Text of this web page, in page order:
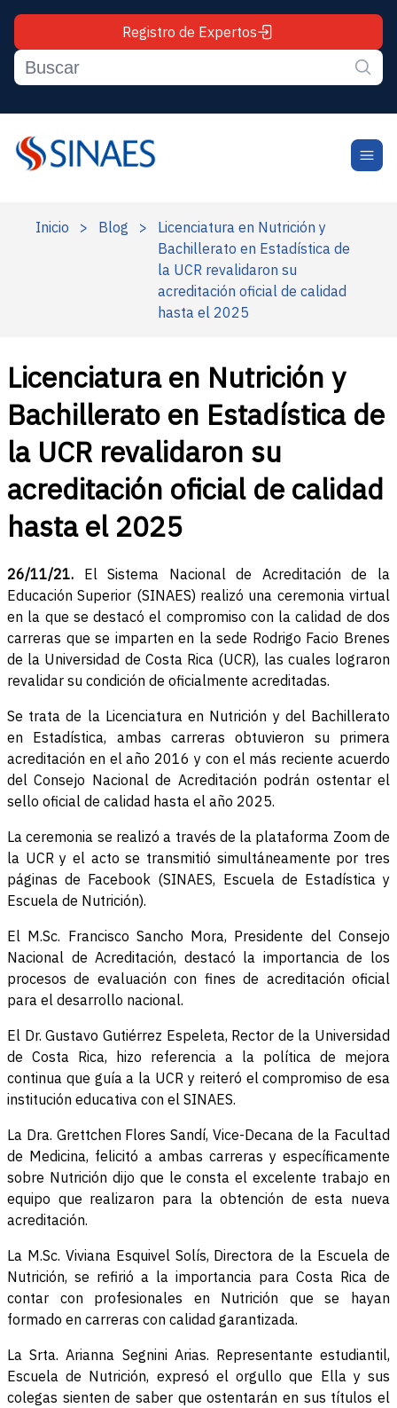
Registro de Expertos
Inicio > Blog >
Licenciatura en Nutrición y
Bachillerato en Estadística de
la UCR revalidaron su
acreditación oficial de calidad
hasta el 2025
Licenciatura en Nutrición y
Bachillerato en Estadística de
la UCR revalidaron su
acreditación oficial de calidad
hasta el 2025
26/11/21. El Sistema Nacional de Acreditación de la
Educación Superior (SINAES) realizó una ceremonia virtual
en la que se destacó el compromiso con la calidad de dos
carreras que se imparten en la sede Rodrigo Facio Brenes
de la Universidad de Costa Rica (UCR), las cuales lograron
revalidar su condición de oficialmente acreditadas.
Se trata de la Licenciatura en Nutrición y del Bachillerato
en Estadística, ambas carreras obtuvieron su primera
acreditación en el año 2016 y con el más reciente acuerdo
del Consejo Nacional de Acreditación podrán ostentar el
sello oficial de calidad hasta el año 2025.
La ceremonia se realizó a través de la plataforma Zoom de
la UCR y el acto se transmitió simultáneamente por tres
páginas de Facebook (SINAES, Escuela de Estadística y
Escuela de Nutrición).
El M.Sc. Francisco Sancho Mora, Presidente del Consejo
Nacional de Acreditación, destacó la importancia de los
procesos de evaluación con fines de acreditación oficial
para el desarrollo nacional.
El Dr. Gustavo Gutiérrez Espeleta, Rector de la Universidad
de Costa Rica, hizo referencia a la política de mejora
continua que guía a la UCR y reiteró el compromiso de esa
institución educativa con el SINAES.
La Dra. Grettchen Flores Sandí, Vice-Decana de la Facultad
de Medicina, felicitó a ambas carreras y específicamente
sobre Nutrición dijo que le consta el excelente trabajo en
equipo que realizaron para la obtención de esta nueva
acreditación.
La M.Sc. Viviana Esquivel Solís, Directora de la Escuela de
Nutrición, se refirió a la importancia para Costa Rica de
contar con profesionales en Nutrición que se hayan
formado en carreras con calidad garantizada.
La Srta. Arianna Segnini Arias. Representante estudiantil,
Escuela de Nutrición, expresó el orgullo que Ella y sus
colegas sienten de saber que ostentarán en sus títulos el